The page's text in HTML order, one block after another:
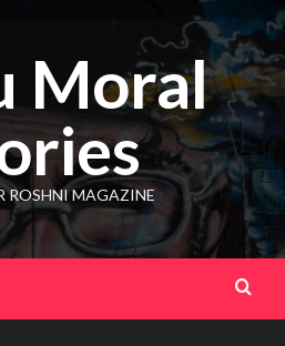
Moral
ROSHNI MAGAZINE